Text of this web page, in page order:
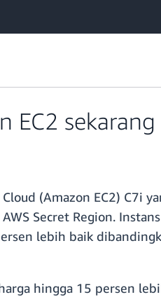
EC2
(Amazon EC2) C7i
Secret Region.
lebih baik
hingga 15 persen